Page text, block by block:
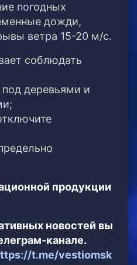
погодных
дожди,
ветра 15-20 м/с.
соблюдать
деревьями и
продукции
новостей вы
канале.
t.me/vestiomsk